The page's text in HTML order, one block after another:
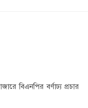
বিএনপির বর্ণাঢ্য প্রচার